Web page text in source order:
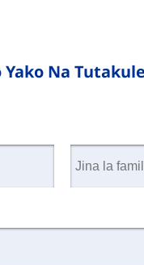
Yako Na